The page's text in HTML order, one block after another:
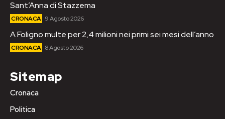
Sant’Anna di Stazzema
CRONACA 9 Agosto 2026
A Foligno multe per 2,4 milioni nei primi sei mesi dell’anno
CRONACA 8 Agosto 2026
Sitemap
Cronaca
Politica